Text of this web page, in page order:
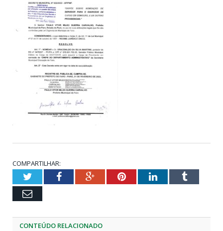
COMPARTILHAR:
TwitterFacebookGoogle+PinterestLinkedInTumblr
Email
CONTEÚDO RELACIONADO